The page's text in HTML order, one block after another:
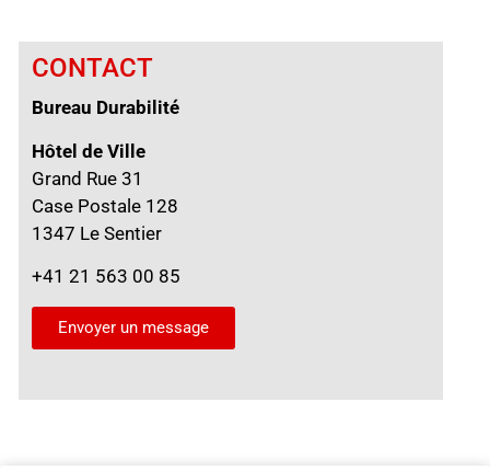
CONTACT
Bureau Durabilité
Hôtel de Ville
Grand Rue 31
Case Postale 128
1347 Le Sentier
+41 21 563 00 85
Envoyer un message